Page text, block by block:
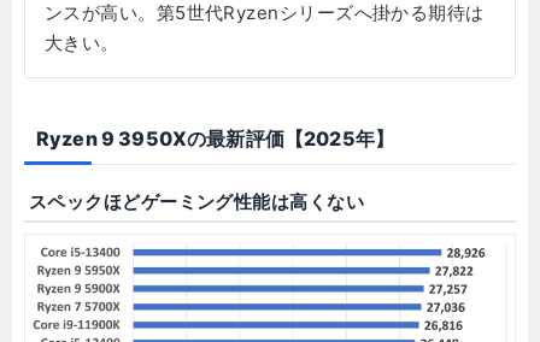
ンスが高い。第5世代Ryzenシリーズへ掛かる期待は
大きい。
Ryzen 9 3950Xの最新評価【2025年】
スペックほどゲーミング性能は高くない